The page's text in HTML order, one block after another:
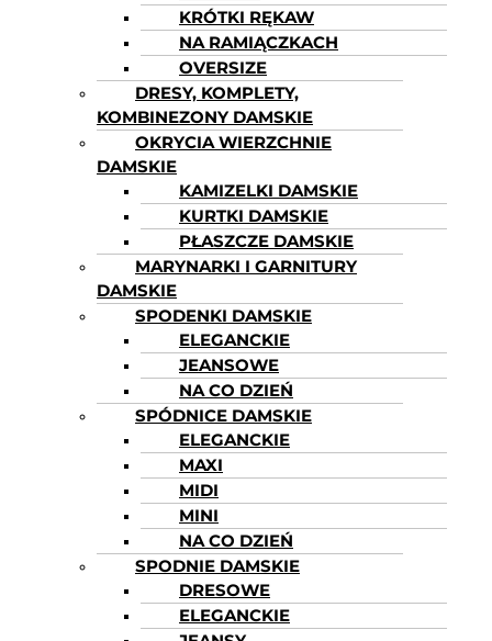
KRÓTKI RĘKAW
NA RAMIĄCZKACH
OVERSIZE
DRESY, KOMPLETY,
KOMBINEZONY DAMSKIE
OKRYCIA WIERZCHNIE
DAMSKIE
KAMIZELKI DAMSKIE
KURTKI DAMSKIE
PŁASZCZE DAMSKIE
MARYNARKI I GARNITURY
DAMSKIE
SPODENKI DAMSKIE
ELEGANCKIE
JEANSOWE
NA CO DZIEŃ
SPÓDNICE DAMSKIE
ELEGANCKIE
MAXI
MIDI
MINI
NA CO DZIEŃ
SPODNIE DAMSKIE
DRESOWE
ELEGANCKIE